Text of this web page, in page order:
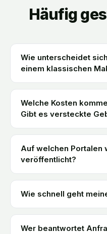
Häufig
Wie unterscheidet
einem klassischen
Welche Kosten
Gibt es versteckte
Auf welchen Portalen
veröffentlicht?
Wie schnell geht
Wer beantwortet